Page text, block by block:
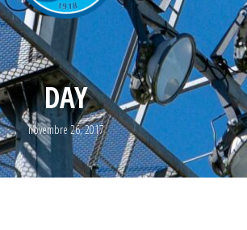
DAY
novembre 26, 2017